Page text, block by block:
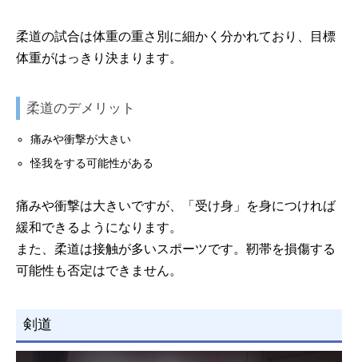
柔道の試合は体重の重さ別に細かく分かれており、目標
体重がはっきり決まります。
柔道のデメリット
痛みや衝撃が大きい
怪我をする可能性がある
痛みや衝撃は大きいですが、「受け身」を身につければ
緩和できるようになります。
また、柔道は接触が多いスポーツです。靭帯を損傷する
可能性も否定はできません。
剣道